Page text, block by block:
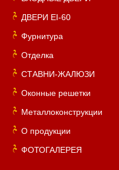
ДВЕРИ EI-60
Фурнитура
Отделка
СТАВНИ-ЖАЛЮЗИ
Оконные решетки
Металлоконструкции
О продукции
ФОТОГАЛЕРЕЯ